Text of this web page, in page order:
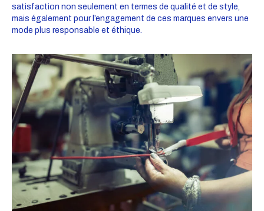
satisfaction non seulement en termes de qualité et de style,
mais également pour l’engagement de ces marques envers une
mode plus responsable et éthique.